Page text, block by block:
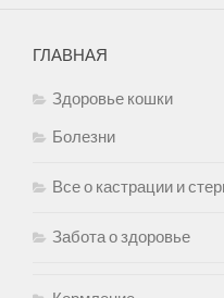
ГЛАВНАЯ
Здоровье кошки
Болезни
Все о кастрации и
Забота о здоровье